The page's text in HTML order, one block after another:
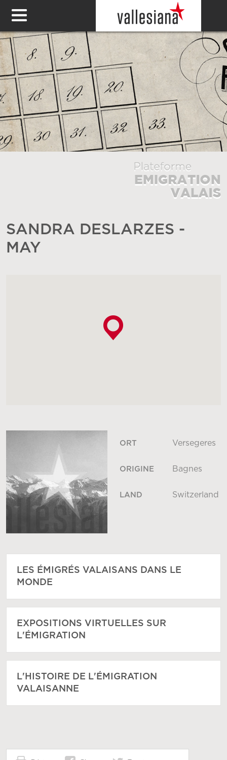
SANDRA DESLARZES -
MAY
ORT Versegeres
ORIGINE Bagnes
LAND Switzerland
LES ÉMIGRÉS VALAISANS DANS LE
MONDE
EXPOSITIONS VIRTUELLES SUR
L'ÉMIGRATION
L'HISTOIRE DE L'ÉMIGRATION
VALAISANNE